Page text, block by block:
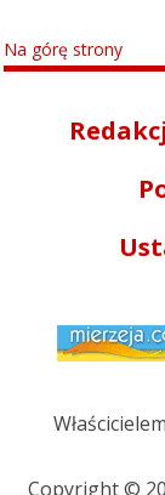
Na górę strony
Copyright ©